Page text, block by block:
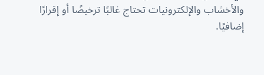
والأخشاب والإلكترونيات تحتاج غالبًا ترخيصًا أو إقرارًا
إضافيًا.